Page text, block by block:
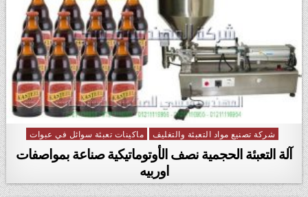
Posted in
شركة تصنيع مواد التعبئة والتغليف ماكينات تعبئة سوائل في عبوات
آلة التعبئة الحجمية نصف الأوتوماتيكية صناعة بمواصفات
اوربيه